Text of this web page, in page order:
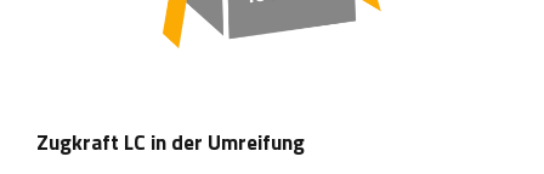
Zugkraft LC in der Umreifung